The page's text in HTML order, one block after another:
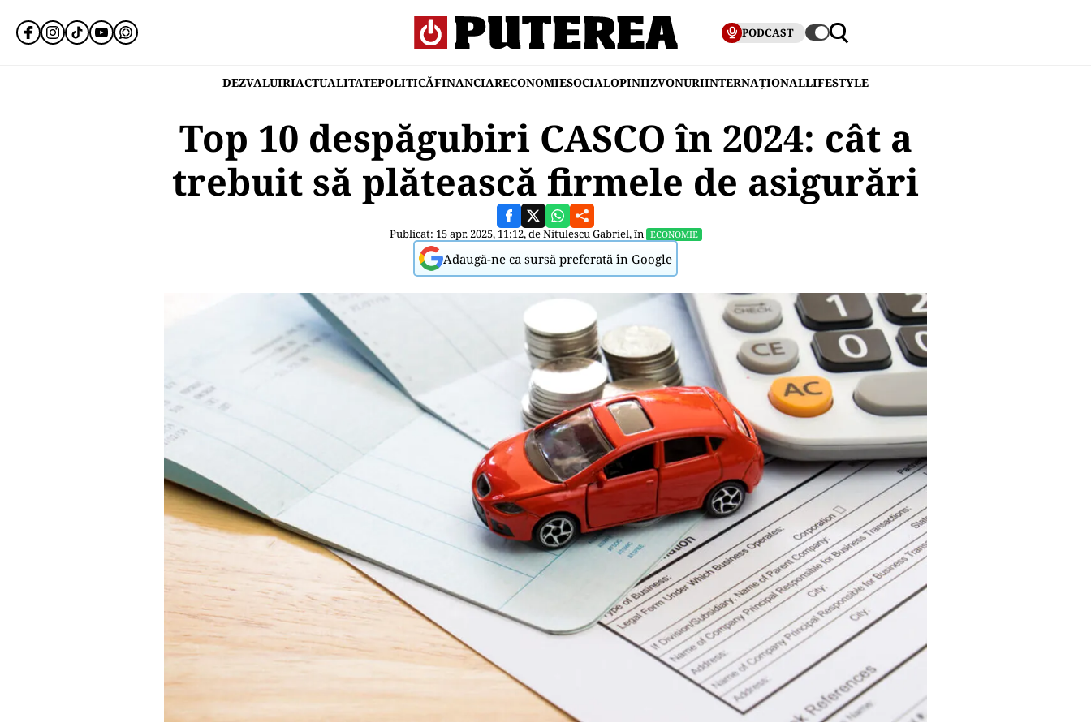
PODCAST
DEZVALUIRIACTUALITATEPOLITICĂFINANCIARECONOMIESOCIALOPINIIZVONURIINTERNAȚIONALLIFESTYLE
Top 10 despăgubiri CASCO în 2024: cât a
trebuit să plătească firmele de asigurări
Publicat: 15 apr. 2025, 11:12, deNitulescu Gabriel, în ECONOMIE
Adaugă-ne ca sursă preferată în Google